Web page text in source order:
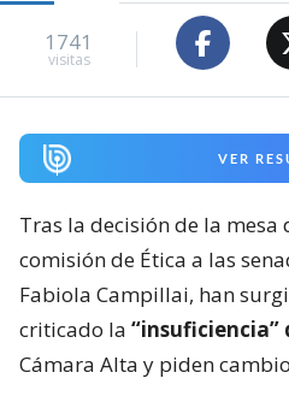
1741
visitas
VER
Tras la decisión de la mesa
comisión de Ética a las
Fabiola Campillai, han
criticado la “insuficiencia”
Cámara Alta y piden